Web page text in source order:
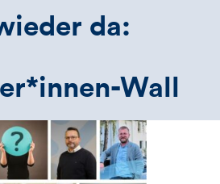
zu
da:
Wall